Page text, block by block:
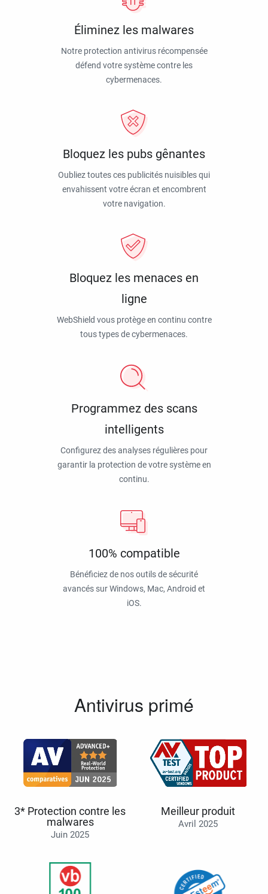
Éliminez les malwares
Notre protection antivirus récompensée
défend votre système contre les
cybermenaces.
Bloquez les pubs gênantes
Oubliez toutes ces publicités nuisibles qui
envahissent votre écran et encombrent
votre navigation.
Bloquez les menaces en
ligne
WebShield vous protège en continu contre
tous types de cybermenaces.
Programmez des scans
intelligents
Configurez des analyses régulières pour
garantir la protection de votre système en
continu.
100% compatible
Bénéficiez de nos outils de sécurité
avancés sur Windows, Mac, Android et
iOS.
Antivirus primé
3* Protection contre les
malwares
Juin 2025
Meilleur produit
Avril 2025